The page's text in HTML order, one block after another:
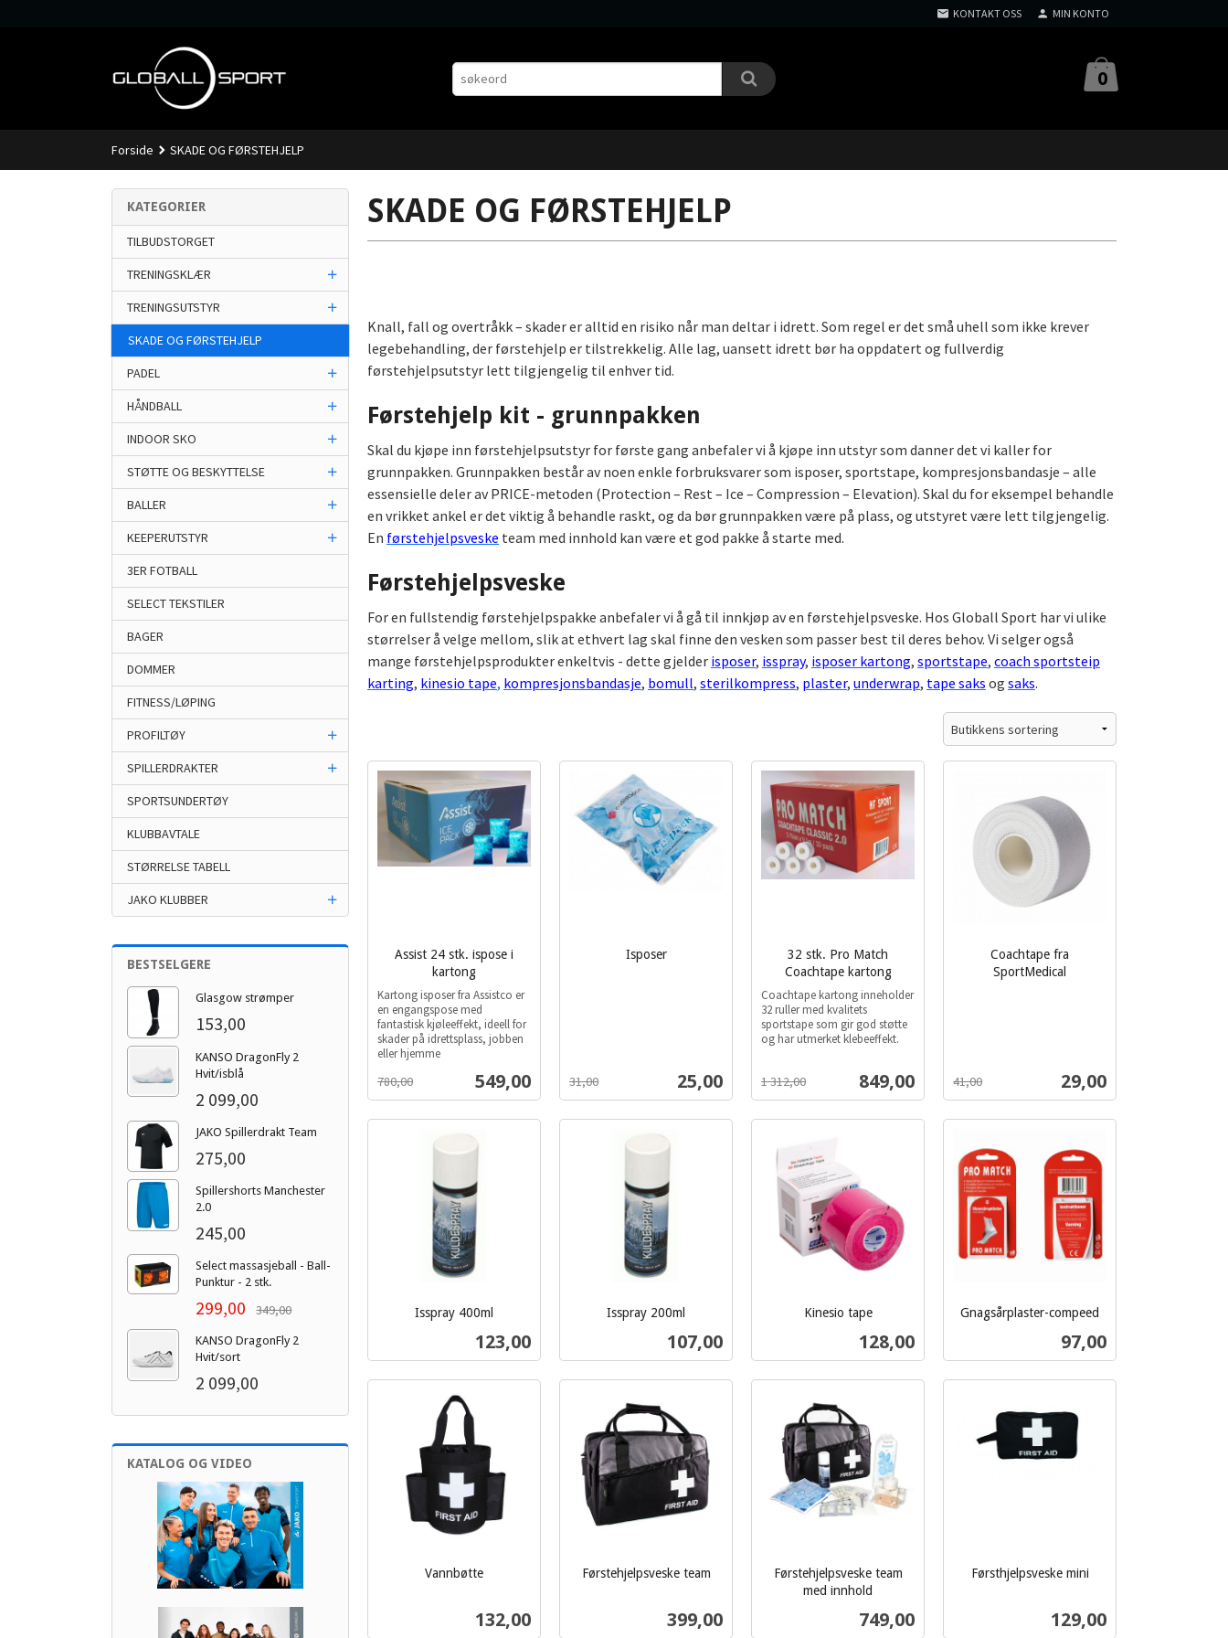
KONTAKT OSS MIN KONTO
0
Forside SKADE OG FØRSTEHJELP
SKADE OG FØRSTEHJELP
Knall, fall og overtråkk – skader er alltid en risiko når man deltar i idrett. Som regel er det små uhell som ikke krever
legebehandling, der førstehjelp er tilstrekkelig. Alle lag, uansett idrett bør ha oppdatert og fullverdig
førstehjelpsutstyr lett tilgjengelig til enhver tid.
Førstehjelp kit - grunnpakken
Skal du kjøpe inn førstehjelpsutstyr for første gang anbefaler vi å kjøpe inn utstyr som danner det vi kaller for
grunnpakken. Grunnpakken består av noen enkle forbruksvarer som isposer, sportstape, kompresjonsbandasje – alle
essensielle deler av PRICE-metoden (Protection – Rest – Ice – Compression – Elevation). Skal du for eksempel behandle
en vrikket ankel er det viktig å behandle raskt, og da bør grunnpakken være på plass, og utstyret være lett tilgjengelig.
En førstehjelpsveske team med innhold kan være et god pakke å starte med.
Førstehjelpsveske
For en fullstendig førstehjelpspakke anbefaler vi å gå til innkjøp av en førstehjelpsveske. Hos Globall Sport har vi ulike
størrelser å velge mellom, slik at ethvert lag skal finne den vesken som passer best til deres behov. Vi selger også
mange førstehjelpsprodukter enkeltvis - dette gjelder isposer, isspray, isposer kartong, sportstape, coach sportsteip
karting, kinesio tape, kompresjonsbandasje, bomull, sterilkompress, plaster, underwrap, tape saks og saks.
Assist 24 stk. ispose i
kartong
Tilbud
549,00
780,00
inkl.
mva.
Les mer
Kartong isposer fra Assistco er
en engangspose med
fantastisk kjøleeffekt, ideell for
skader på idrettsplass, jobben
eller hjemme
Isposer
Tilbud
25,00
31,00
Les mer
32 stk. Pro Match
Coachtape kartong
Tilbud
849,00
1 312,00
inkl.
mva.
Coachtape kartong inneholder
32 ruller med kvalitets
sportstape som gir god støtte
og har utmerket klebeeffekt.
Coachtape fra
SportMedical
Tilbud
29,00
41,00
Isspray 400ml
Pris
123,00
Les mer
Isspray 200ml
Pris
107,00
Les mer
Kinesio tape
Pris
128,00
Les mer
Gnagsårplaster-compeed
Pris
97,00
Vannbøtte
Pris
132,00
Førstehjelpsveske team
Pris
399,00
Førstehjelpsveske team
med innhold
Pris
749,00
Førsthjelpsveske mini
Pris
129,00
KATEGORIER
TILBUDSTORGET
TRENINGSKLÆR
TRENINGSUTSTYR
SKADE OG FØRSTEHJELP
PADEL
HÅNDBALL
INDOOR SKO
STØTTE OG BESKYTTELSE
BALLER
KEEPERUTSTYR
3ER FOTBALL
SELECT TEKSTILER
BAGER
DOMMER
FITNESS/LØPING
PROFILTØY
SPILLERDRAKTER
SPORTSUNDERTØY
KLUBBAVTALE
STØRRELSE TABELL
JAKO KLUBBER
BESTSELGERE
Glasgow strømper
153,00
KANSO DragonFly 2
Hvit/isblå
2 099,00
JAKO Spillerdrakt Team
275,00
Spillershorts Manchester
2.0
245,00
Select massasjeball - Ball-
Punktur - 2 stk.
299,00 349,00
KANSO DragonFly 2
Hvit/sort
2 099,00
KATALOG OG VIDEO